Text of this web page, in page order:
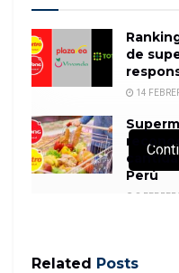
de
14
Perú
8
Related Posts